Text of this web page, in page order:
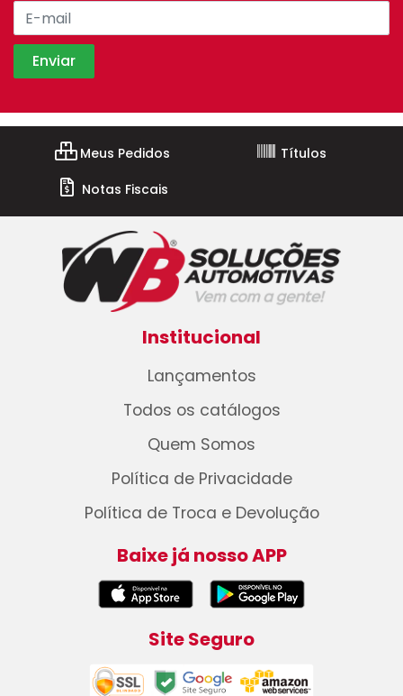
Meus Pedidos
Títulos
Notas Fiscais
Institucional
Lançamentos
Todos os catálogos
Quem Somos
Política de Privacidade
Política de Troca e Devolução
Baixe já nosso APP
Site Seguro